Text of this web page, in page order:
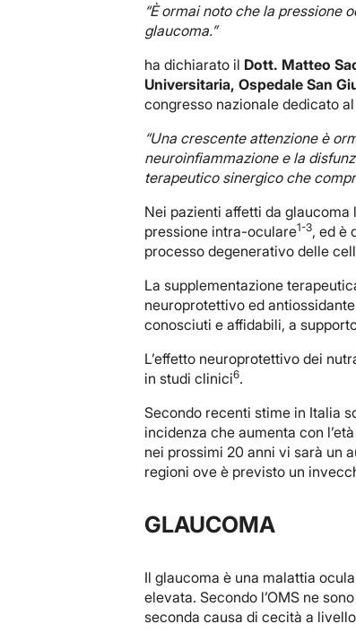
“È ormai noto che la pressione
glaucoma.”
ha dichiarato il Dott. Matteo
Universitaria, Ospedale San
congresso nazionale dedicato
“Una crescente attenzione è
neuroinfiammazione e la
terapeutico sinergico che
Nei pazienti affetti da
pressione intra-oculare1-3, ed è
processo degenerativo delle
La supplementazione
neuroprotettivo ed
conosciuti e affidabili, a
L’effetto neuroprotettivo dei
in studi clinici6.
Secondo recenti stime in Italia
incidenza che aumenta con
nei prossimi 20 anni vi sarà un
regioni ove è previsto un
GLAUCOMA
Il glaucoma è una malattia
elevata. Secondo l’OMS ne
seconda causa di cecità a